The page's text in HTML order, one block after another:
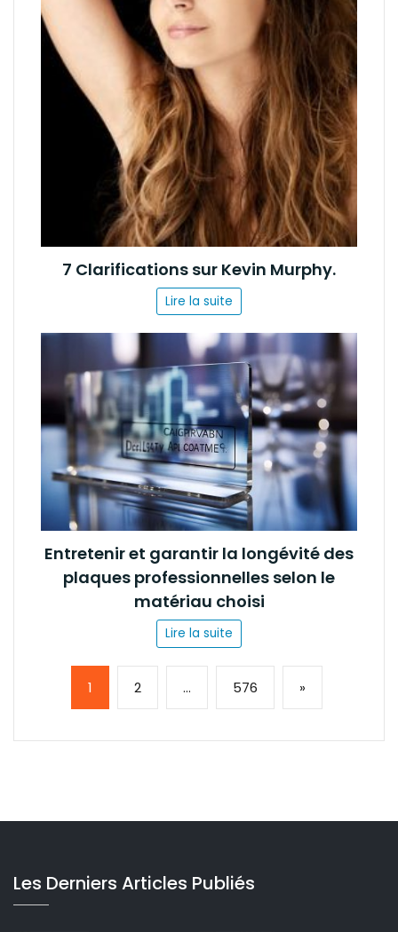
7 Clarifications sur Kevin Murphy.
Lire la suite
Entretenir et garantir la longévité des
plaques professionnelles selon le
matériau choisi
Lire la suite
1 2 … 576 Next
»
Les Derniers Articles Publiés